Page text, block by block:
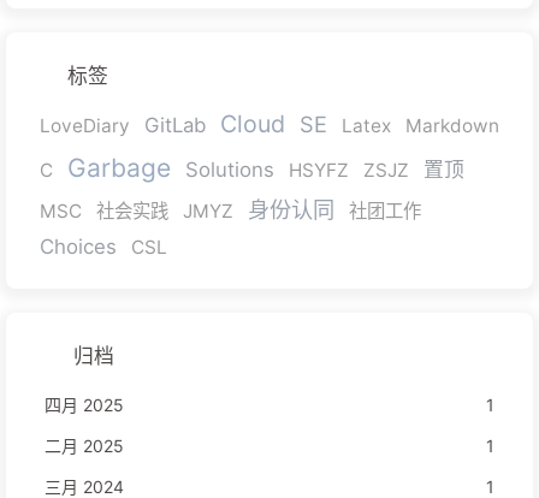
标签
LoveDiary GitLab Cloud SE Latex
Markdown
C
Garbage Solutions HSYFZ ZSJZ 置顶
MSC 社会实践 JMYZ 身份认同 社团工作
Choices CSL
归档
四月 2025
1
二月 2025
1
三月 2024
1